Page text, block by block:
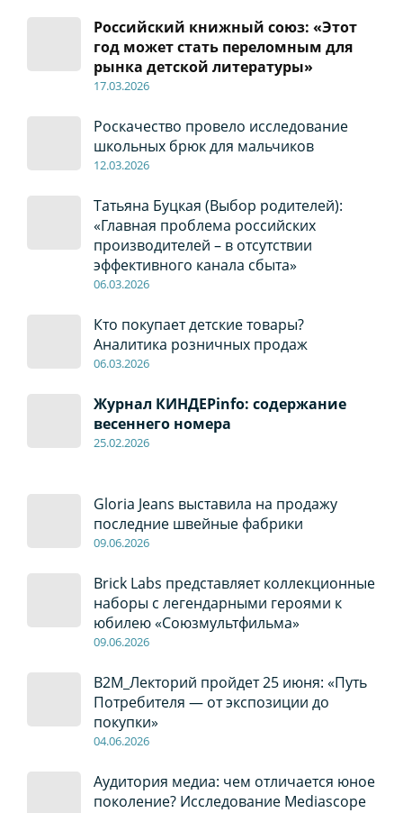
Российский книжный союз: «Этот
год может стать переломным для
рынка детской литературы»
17.03.2026
Роскачество провело исследование
школьных брюк для мальчиков
12.03.2026
Татьяна Буцкая (Выбор родителей):
«Главная проблема российских
производителей – в отсутствии
эффективного канала сбыта»
06.03.2026
Кто покупает детские товары?
Аналитика розничных продаж
06.03.2026
Журнал КИНДЕРinfo: содержание
весеннего номера
25.02.2026
Gloria Jeans выставила на продажу
последние швейные фабрики
09.06.2026
Brick Labs представляет коллекционные
наборы с легендарными героями к
юбилею «Союзмультфильма»
09.06.2026
B2M_Лекторий пройдет 25 июня: «Путь
Потребителя — от экспозиции до
покупки»
04.06.2026
Аудитория медиа: чем отличается юное
поколение? Исследование Mediascope